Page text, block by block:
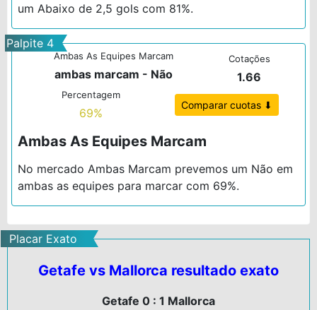
um Abaixo de 2,5 gols com 81%.
Palpite 4
Ambas As Equipes Marcam
ambas marcam - Não
Cotações
1.66
Percentagem
69%
Comparar cuotas ⬇
Ambas As Equipes Marcam
No mercado Ambas Marcam prevemos um Não em
ambas as equipes para marcar com 69%.
Placar Exato
Getafe vs Mallorca resultado exato
Getafe 0 : 1 Mallorca